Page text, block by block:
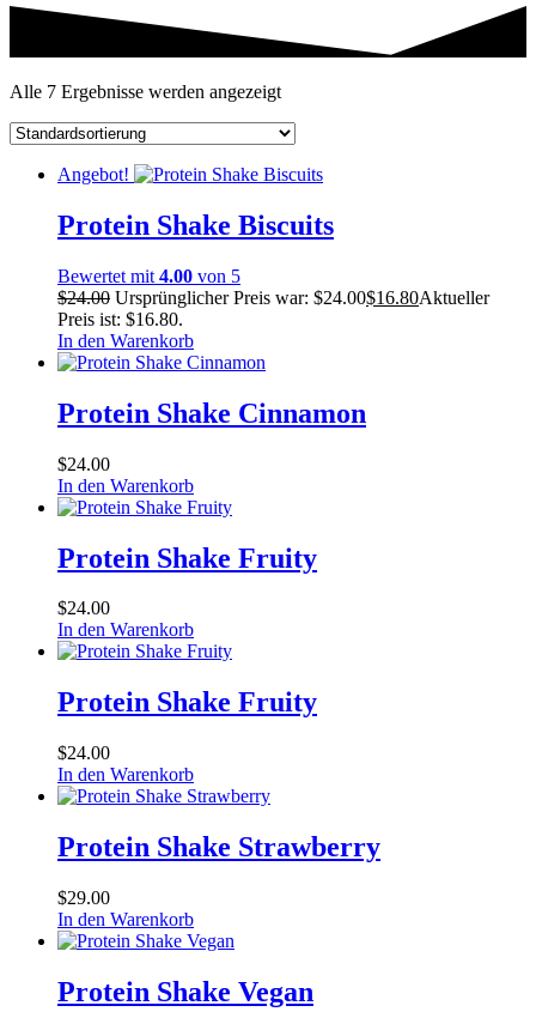
Alle 7 Ergebnisse werden angezeigt
Angebot!
Protein Shake Biscuits
Bewertet mit 4.00 von 5
$24.00 Ursprünglicher Preis war: $24.00$16.80Aktueller
Preis ist: $16.80.
In den Warenkorb
Protein Shake Cinnamon
$24.00
In den Warenkorb
Protein Shake Fruity
$24.00
In den Warenkorb
Protein Shake Fruity
$24.00
In den Warenkorb
Protein Shake Strawberry
$29.00
In den Warenkorb
Protein Shake Vegan